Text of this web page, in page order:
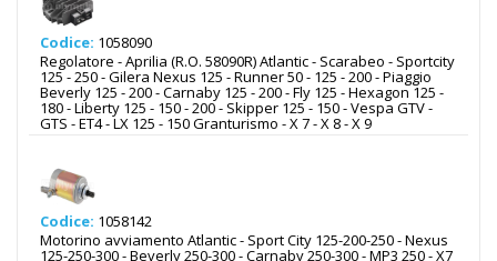
Codice: 1058090
Regolatore - Aprilia (R.O. 58090R) Atlantic - Scarabeo - Sportcity
125 - 250 - Gilera Nexus 125 - Runner 50 - 125 - 200 - Piaggio
Beverly 125 - 200 - Carnaby 125 - 200 - Fly 125 - Hexagon 125 -
180 - Liberty 125 - 150 - 200 - Skipper 125 - 150 - Vespa GTV -
GTS - ET4 - LX 125 - 150 Granturismo - X 7 - X 8 - X 9
Codice: 1058142
Motorino avviamento Atlantic - Sport City 125-200-250 - Nexus
125-250-300 - Beverly 250-300 - Carnaby 250-300 - MP3 250 - X7